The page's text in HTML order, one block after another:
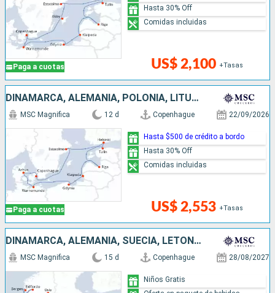
Paga a cuotas US$ 2,100 +Tasas
Hasta 30% Off
Comidas incluidas
DINAMARCA, ALEMANIA, POLONIA, LITUANIA, LETONIA, FINLANDIA, ESTONIA, SUECIA
Paga a cuotas
MSC Magnifica 12 d Copenhague 22/09/2026
US$ 2,553 +Tasas
Hasta $500 de crédito a bordo
Hasta 30% Off
Comidas incluidas
DINAMARCA, ALEMANIA, SUECIA, LETONIA, LITUANIA, POLONIA, NORUEGA
MSC Magnifica 15 d Copenhague 28/08/2027
Niños Gratis